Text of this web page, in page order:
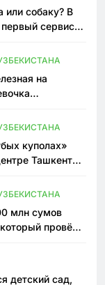
или собаку? В
сервис
на
куполах»
Ташкента
млн сумов
провёл
детский сад,